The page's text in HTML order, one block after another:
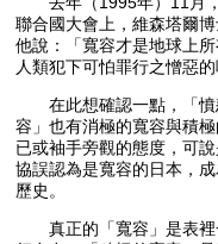
聯合國大會上，維森塔爾
他說：「寬容才是地球上
人類犯下可怕罪行之憎惡
在此想確認一點，「憤
容」也有消極的寬容與積
已或袖手旁觀的態度，可
協誤認為是寬容的日本，
歷史。
真正的「寬容」是表裡